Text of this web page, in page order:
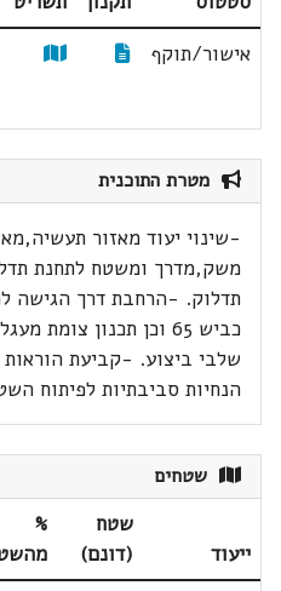
אישור/תוקף
מטרת התוכנית
-שינוי יעוד מאזור
משק,מדרך ומשטח לתחנת
תדלוק. -הרחבת דרך הגישה
כביש 65 וכן תכנון
שלבי ביצוע. -קביעת הוראות
הנחיות סביבתיות לפיתוח
שטחים
ייעוד
שטח
(דונם)
%